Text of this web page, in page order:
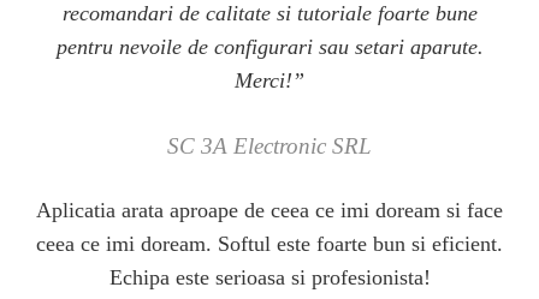
recomandari de calitate si tutoriale foarte bune
pentru nevoile de configurari sau setari aparute.
Merci!”
SC 3A Electronic SRL
Aplicatia arata aproape de ceea ce imi doream si face
ceea ce imi doream. Softul este foarte bun si eficient.
Echipa este serioasa si profesionista!